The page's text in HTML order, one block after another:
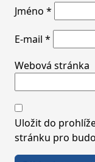
Jméno *
E-mail *
Webová stránka
Uložit do
stránku pro